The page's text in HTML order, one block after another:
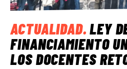
ACTUALIDAD.LEY
FINANCIAMIENTO
LOS DOCENTES